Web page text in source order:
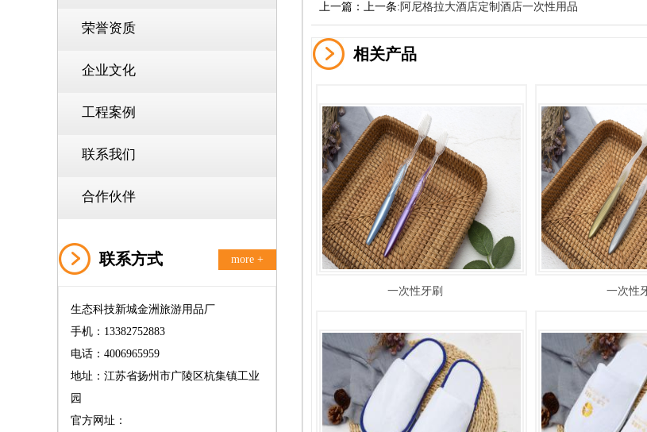
荣誉资质
企业文化
工程案例
联系我们
合作伙伴
联系方式 more +
生态科技新城金洲旅游用品厂
手机：13382752883
电话：4006965959
地址：江苏省扬州市广陵区杭集镇工业
园
官方网址：
上一篇：上一条: 阿尼格拉大酒店定制酒店一次性用品
相关产品
一次性牙刷 一次性